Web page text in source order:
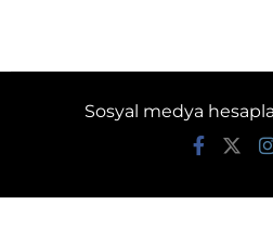
Sosyal medya